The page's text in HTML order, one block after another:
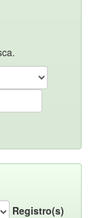
Registro(s)